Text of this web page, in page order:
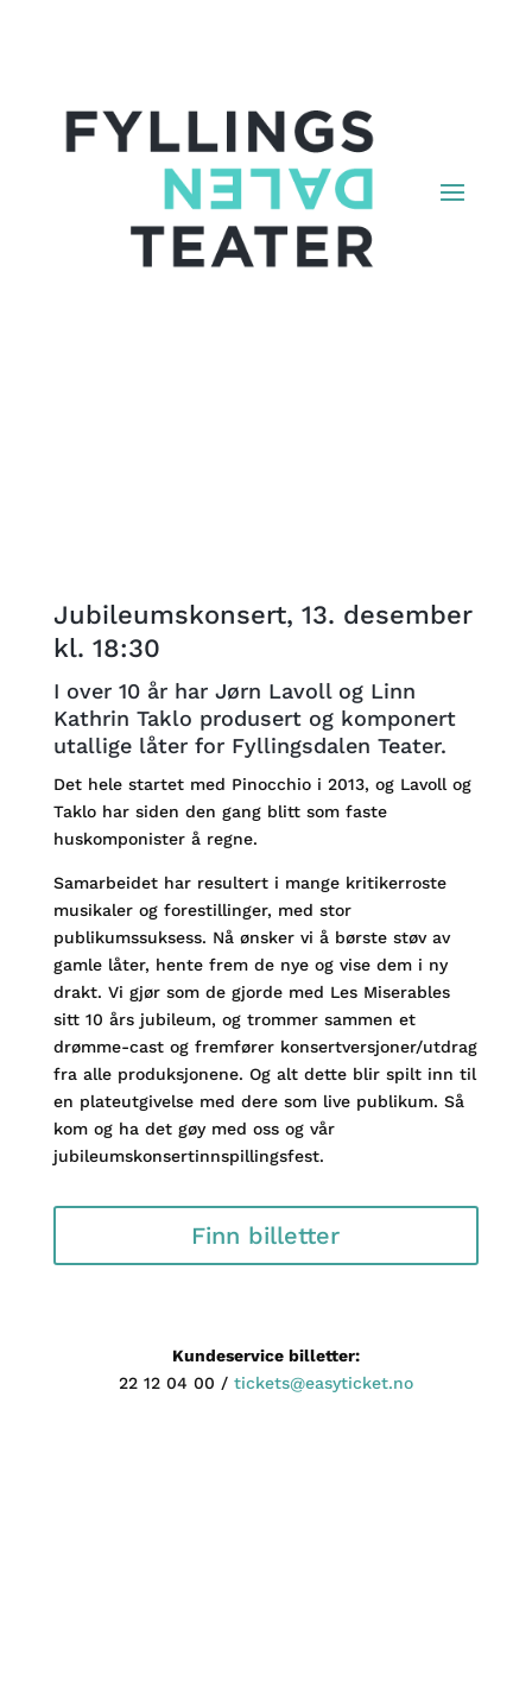
Jubileumskonsert, 13. desember
kl. 18:30
I over 10 år har Jørn Lavoll og Linn
Kathrin Taklo produsert og komponert
utallige låter for Fyllingsdalen Teater.
Det hele startet med Pinocchio i 2013, og Lavoll og
Taklo har siden den gang blitt som faste
huskomponister å regne.
Samarbeidet har resultert i mange kritikerroste
musikaler og forestillinger, med stor
publikumssuksess. Nå ønsker vi å børste støv av
gamle låter, hente frem de nye og vise dem i ny
drakt. Vi gjør som de gjorde med Les Miserables
sitt 10 års jubileum, og trommer sammen et
drømme-cast og fremfører konsertversjoner/utdrag
fra alle produksjonene. Og alt dette blir spilt inn til
en plateutgivelse med dere som live publikum. Så
kom og ha det gøy med oss og vår
jubileumskonsertinnspillingsfest.
Finn billetter
Kundeservice billetter:
22 12 04 00 / tickets@easyticket.no